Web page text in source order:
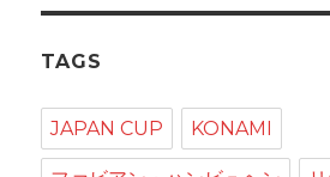
TAGS
JAPAN CUP KONAMI